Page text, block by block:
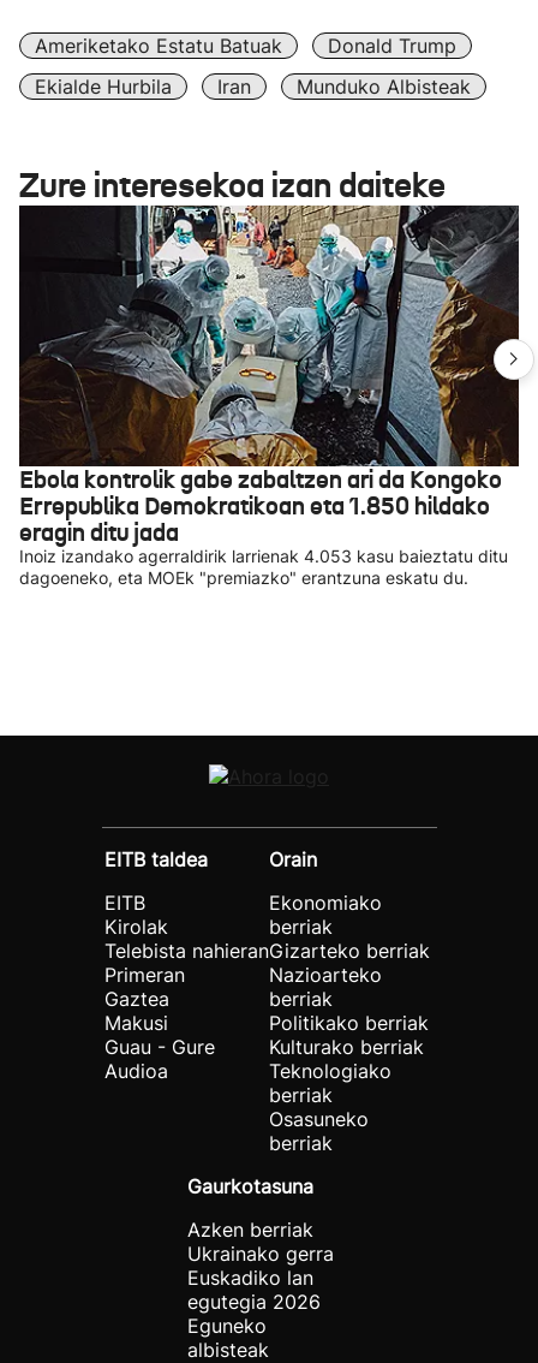
Ameriketako Estatu Batuak
Donald Trump
Ekialde Hurbila
Iran Munduko Albisteak
Zure interesekoa izan daiteke
Ebola kontrolik gabe zabaltzen ari da Kongoko
Errepublika Demokratikoan eta 1.850 hildako
eragin ditu jada
Inoiz izandako agerraldirik larrienak 4.053 kasu baieztatu ditu
dagoeneko, eta MOEk "premiazko" erantzuna eskatu du.
EITB taldea
EITB
Kirolak
Telebista nahieran
Primeran
Gaztea
Makusi
Guau - Gure
Audioa
Orain
Ekonomiako
berriak
Gizarteko berriak
Nazioarteko
berriak
Politikako berriak
Kulturako berriak
Teknologiako
berriak
Osasuneko
berriak
Gaurkotasuna
Azken berriak
Ukrainako gerra
Euskadiko lan
egutegia 2026
Eguneko
albisteak